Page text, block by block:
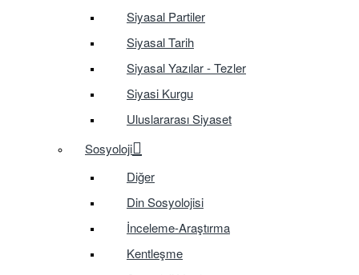
Siyasal Partiler
Siyasal Tarih
Siyasal Yazılar - Tezler
Siyasi Kurgu
Uluslararası Siyaset
Sosyoloji
Diğer
Din Sosyolojisi
İnceleme-Araştırma
Kentleşme